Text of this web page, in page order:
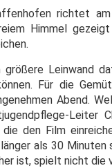
richtet
Himmel
Leinwand
Für die
Abend.
Leiter
den Film
als 30 Minuten
ist, spielt nicht die